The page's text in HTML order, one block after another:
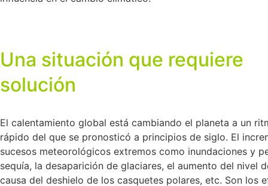
Una situación que requiere
solución
El calentamiento global está cambiando el planeta a un
rápido del que se pronosticó a principios de siglo. El
sucesos meteorológicos extremos como inundaciones y
sequía, la desaparición de glaciares, el aumento del nivel
causa del deshielo de los casquetes polares, etc. Son los